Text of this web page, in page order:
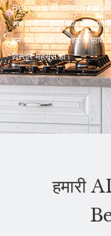
Belmont की लहरदार
सावधानी से इंजीनियर किए
हम प्राकृतिक परिदृश्य के साथ
विस्तार महसूस हो।
हमारी